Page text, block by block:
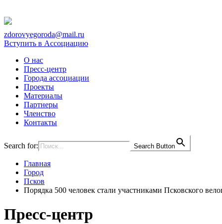
zdorovyegoroda@mail.ru
Вступить в Ассоциацию
О нас
Пресс-центр
Города ассоциации
Проекты
Материалы
Партнеры
Членство
Контакты
Search for: Search Button
Главная
Город
Псков
Порядка 500 человек стали участниками Псковского
Пресс-центр